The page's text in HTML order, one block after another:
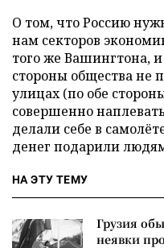
О том, что Россию
нам секторов
того же Вашингтона,
стороны общества не
улицах (по обе
совершенно
делали себе в
денег подарили
НА ЭТУ ТЕМУ
Грузия
неявки